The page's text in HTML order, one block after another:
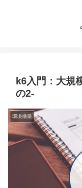
k6入門：大規
の2-
環境構築